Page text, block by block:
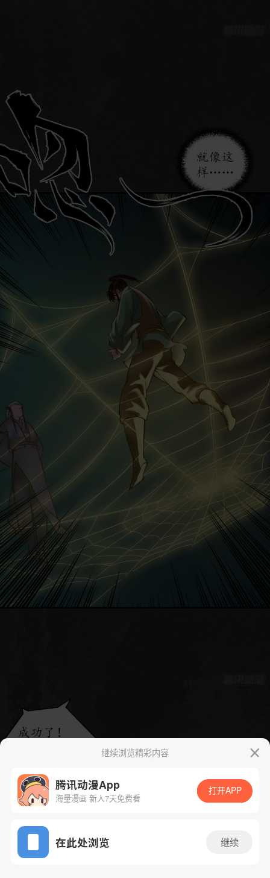
App免费看
继续浏览精彩内容
腾讯动漫App
海量漫画 新人7天免费看
打开APP
在此处浏览 继续